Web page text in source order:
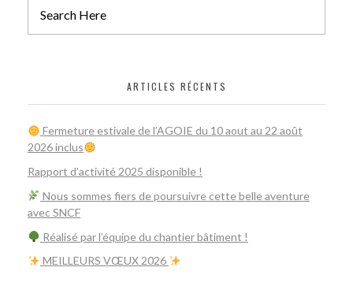
ARTICLES RÉCENTS
Fermeture estivale de l’AGOIE du 10 aout au 22 août
2026 inclus
Rapport d’activité 2025 disponible !
Nous sommes fiers de poursuivre cette belle aventure
avec SNCF
Réalisé par l’équipe du chantier bâtiment !
​ MEILLEURS VŒUX 2026